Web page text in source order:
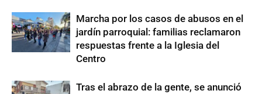
Marcha por los casos de abusos en el
jardín parroquial: familias reclamaron
respuestas frente a la Iglesia del
Centro
Tras el abrazo de la gente, se anunció